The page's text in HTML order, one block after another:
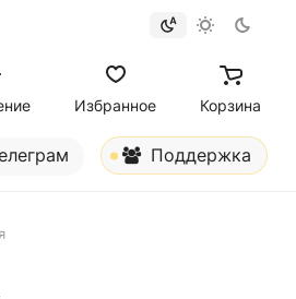
Избранное Корзина
Поддержка